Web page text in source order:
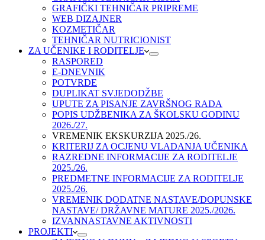
GRAFIČKI TEHNIČAR PRIPREME
WEB DIZAJNER
KOZMETIČAR
TEHNIČAR NUTRICIONIST
ZA UČENIKE I RODITELJE
RASPORED
E-DNEVNIK
POTVRDE
DUPLIKAT SVJEDODŽBE
UPUTE ZA PISANJE ZAVRŠNOG RADA
POPIS UDŽBENIKA ZA ŠKOLSKU GODINU
2026./27.
VREMENIK EKSKURZIJA 2025./26.
KRITERIJ ZA OCJENU VLADANJA UČENIKA
RAZREDNE INFORMACIJE ZA RODITELJE
2025./26.
PREDMETNE INFORMACIJE ZA RODITELJE
2025./26.
VREMENIK DODATNE NASTAVE/DOPUNSKE
NASTAVE/ DRŽAVNE MATURE 2025./2026.
IZVANNASTAVNE AKTIVNOSTI
PROJEKTI